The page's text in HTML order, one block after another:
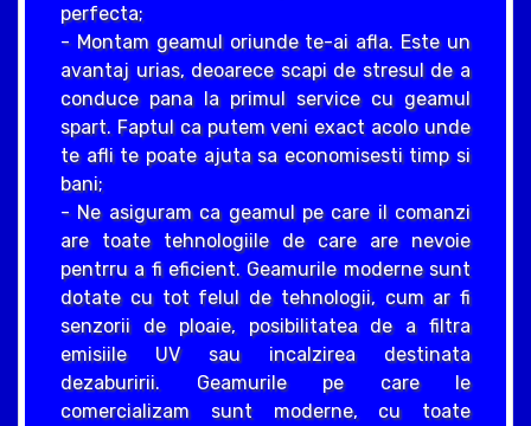
perfecta;
- Montam geamul oriunde te-ai afla. Este un
avantaj urias, deoarece scapi de stresul de a
conduce pana la primul service cu geamul
spart. Faptul ca putem veni exact acolo unde
te afli te poate ajuta sa economisesti timp si
bani;
- Ne asiguram ca geamul pe care il comanzi
are toate tehnologiile de care are nevoie
pentrru a fi eficient. Geamurile moderne sunt
dotate cu tot felul de tehnologii, cum ar fi
senzorii de ploaie, posibilitatea de a filtra
emisiile UV sau incalzirea destinata
dezaburirii. Geamurile pe care le
comercializam sunt moderne, cu toate